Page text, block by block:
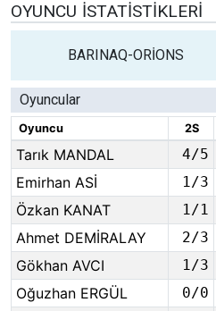
OYUNCU İSTATISTIKLERI
BARINAQ-ORİONS
Oyuncular
Oyuncu 2S
Tarık MANDAL 4/5
Emirhan ASİ 1/3
Özkan KANAT 1/1
Ahmet DEMİRALAY 2/3
Gökhan AVCI 1/3
Oğuzhan ERGÜL 0/0